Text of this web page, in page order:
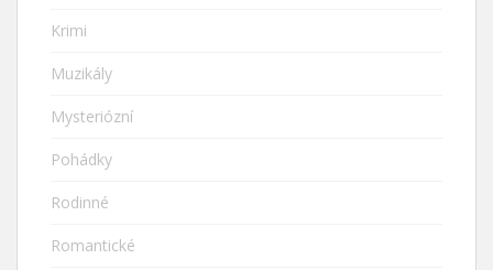
Krimi
Muzikály
Mysteriózní
Pohádky
Rodinné
Romantické